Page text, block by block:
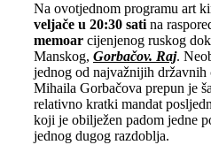
Na ovotjednom programu art
veljače u 20:30 satina
memoarcijenjenog ruskog
Manskog, Gorbačov. Raj.
jednog od najvažnijih
Mihaila Gorbačova prepun je
relativno kratki mandat
koji je obilježen padom jedne
jednog dugog razdoblja.